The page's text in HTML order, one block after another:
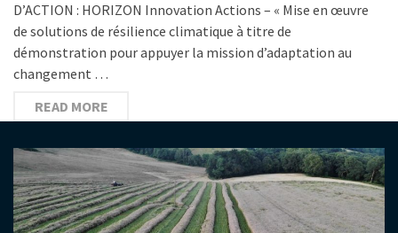
D’ACTION : HORIZON Innovation Actions – « Mise en œuvre
de solutions de résilience climatique à titre de
démonstration pour appuyer la mission d’adaptation au
changement …
READ MORE